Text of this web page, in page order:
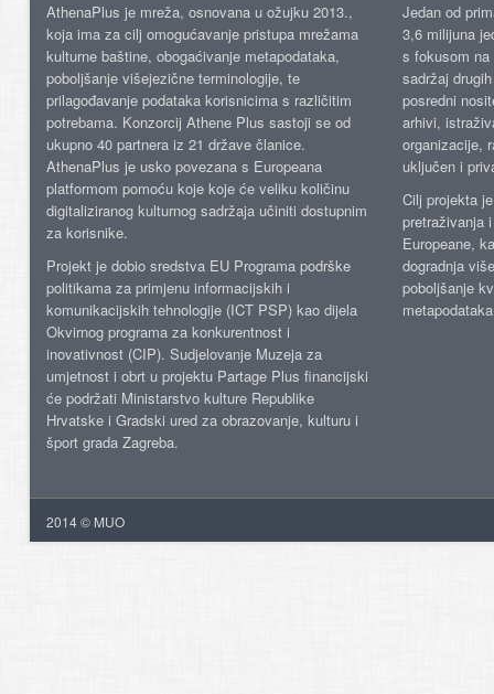
AthenaPlus je mreža, osnovana u ožujku 2013.,
koja ima za cilj omogućavanje pristupa mrežama
kulturne baštine, obogaćivanje metapodataka,
poboljšanje višejezične terminologije, te
prilagođavanje podataka korisnicima s različitim
potrebama. Konzorcij Athene Plus sastoji se od
ukupno 40 partnera iz 21 države članice.
AthenaPlus je usko povezana s Europeana
platformom pomoću koje koje će veliku količinu
digitaliziranog kulturnog sadržaja učiniti dostupnim
za korisnike.
Projekt je dobio sredstva EU Programa podrške
politikama za primjenu informacijskih i
komunikacijskih tehnologije (ICT PSP) kao dijela
Okvirnog programa za konkurentnost i
inovativnost (CIP). Sudjelovanje Muzeja za
umjetnost i obrt u projektu Partage Plus financijski
će podržati Ministarstvo kulture Republike
Hrvatske i Gradski ured za obrazovanje, kulturu i
šport grada Zagreba.
Jedan od
3,6 milijuna
s fokusom
sadržaj
posredni
arhivi,
organizacije,
uključen i
Cilj projekta
pretraživanja
Europeane,
dogradnja
poboljšanje
2014 © MUO